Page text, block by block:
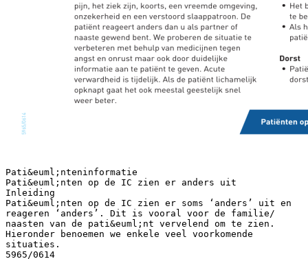
Pati&euml;nteninformatie
Pati&euml;nten op de IC zien er anders uit
Inleiding
Pati&euml;nten op de IC zien er soms ‘anders’ uit en
reageren ‘anders’. Dit is vooral voor de familie/
naasten van de pati&euml;nt vervelend om te zien.
Hieronder benoemen we enkele veel voorkomende
situaties.
5965/0614